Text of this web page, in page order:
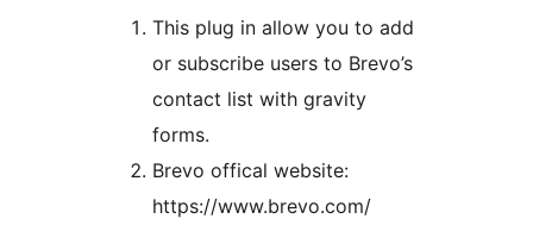
This plug in allow you to add
or subscribe users to Brevo’s
contact list with gravity
forms.
Brevo offical website:
https://www.brevo.com/